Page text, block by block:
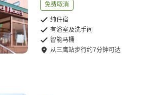
免费取消
纯住宿
有浴室及洗手间
智能马桶
从三鹰站步行约7分钟可达